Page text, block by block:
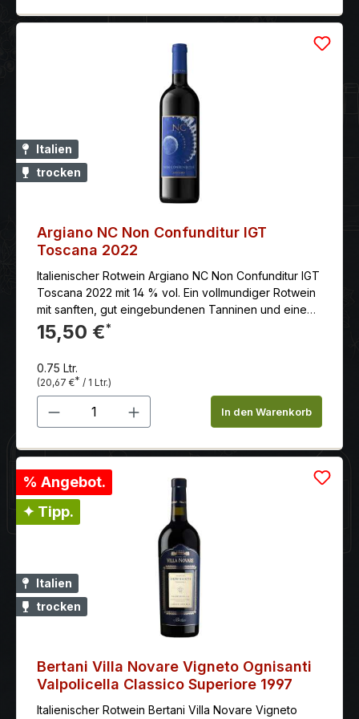
Weinbeschreibung: Die Weinstöcke stehen in kleinen
Parzellen auf felsigen Kalkböden. Sehr niedriger
Ertrag und Handernte. 12monatiger Ausbau in
französischer und kaukasischer Eiche. Schwarzroter
Wein mit sehr komplexer Nase: reife schwarze
dicht und körperreich am Gaumen mit seidigem
Tannin und sehr langem, aromatischem Nachhall.
Serviervorschlag: zu Lammbraten, Lamm- und
Rindersteak, Ochsenschwanz (auch als kräftigem
Eintopf) oder gebratenen Innereien (Leber, Nieren)
Italien
trocken
Argiano NC Non Confunditur IGT
Toscana 2022
Italienischer Rotwein Argiano NC Non Confunditur IGT
Toscana 2022 mit 14 % vol. Ein vollmundiger Rotwein
mit sanften, gut eingebundenen Tanninen und einem
langen Abgang. Ein Aromen-Spiel von roten Beeren
gepaart mit einer angenehmen Röstnoten.
15,50 €*
0.75 Ltr.
(20,67 €* / 1 Ltr.)
Produkt Anzahl: Gib denIn den Warenkorb
% Angebot.
✦ Tipp.
Italien
trocken
Bertani Villa Novare Vigneto Ognisanti
Valpolicella Classico Superiore 1997
Italienischer Rotwein Bertani Villa Novare Vigneto